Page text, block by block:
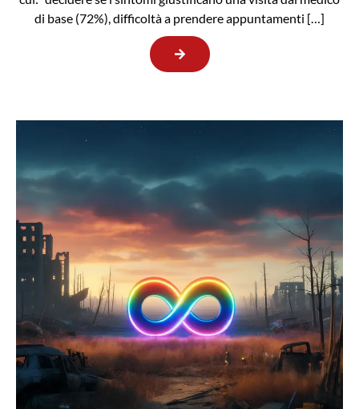
di base (72%), difficoltà a prendere appuntamenti […]